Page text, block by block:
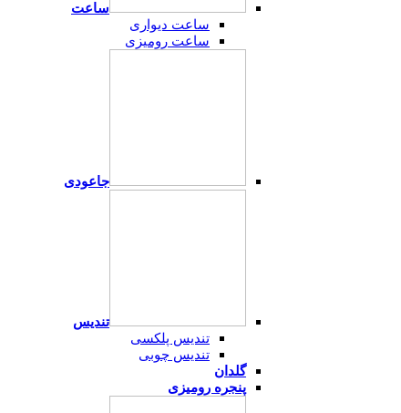
ساعت
ساعت دیواری
ساعت رومیزی
جاعودی
تندیس
تندیس پلکسی
تندیس چوبی
گلدان
پنجره رومیزی